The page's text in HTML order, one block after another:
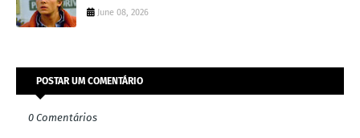
June 08, 2026
POSTAR UM COMENTÁRIO
0 Comentários